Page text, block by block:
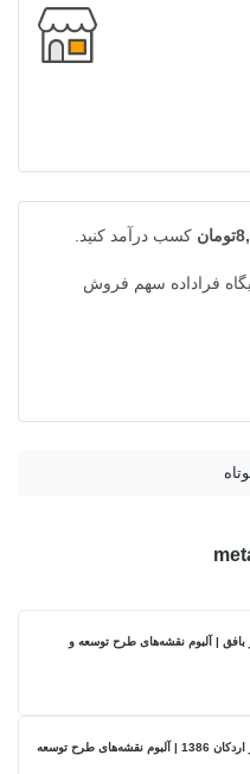
کسب درآمد کنید.
فراداده سهم فروش
| آلبوم نقشه‌های طرح توسعه و
دانلود نقشه‌های طرح جامع شهر اردکان 1386 | آلبوم نقشه‌های طرح توسعه